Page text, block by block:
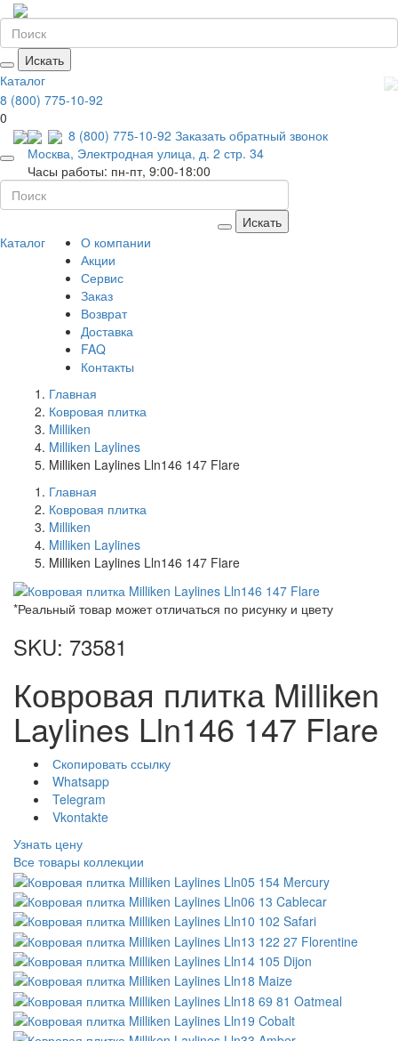
Искать
Каталог
8 (800) 775-10-92
0
8 (800) 775-10-92 Заказать обратный звонок
Москва, Электродная улица, д. 2 стр. 34
Часы работы: пн-пт, 9:00-18:00
Искать
Каталог
О компании
Акции
Сервис
Заказ
Возврат
Доставка
FAQ
Контакты
Главная
Ковровая плитка
Milliken
Milliken Laylines
Milliken Laylines Lln146 147 Flare
Главная
Ковровая плитка
Milliken
Milliken Laylines
Milliken Laylines Lln146 147 Flare
*Реальный товар может отличаться по рисунку и цвету
SKU: 73581
Ковровая плитка Milliken
Laylines Lln146 147 Flare
Скопировать ссылку
Whatsapp
Telegram
Vkontakte
Узнать цену
Все товары коллекции